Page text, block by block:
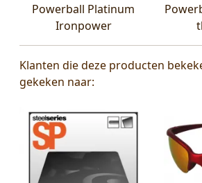
Powerball Platinum
Ironpower
Klanten die deze producten
gekeken naar: